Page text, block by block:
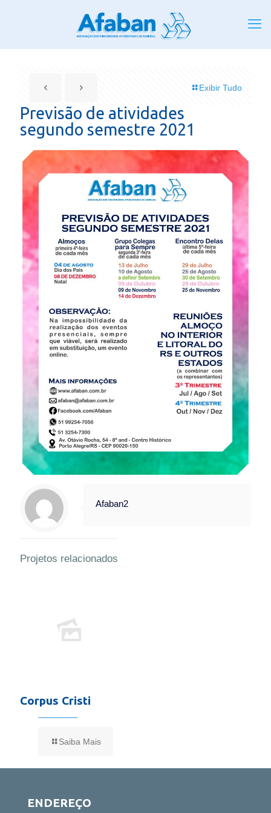
Exibir Tudo
Previsão de atividades
segundo semestre 2021
Afaban2
Projetos relacionados
Corpus Cristi
Saiba Mais
ENDEREÇO